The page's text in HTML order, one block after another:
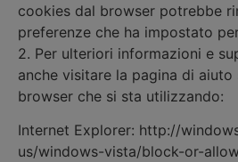
cookies dal browser potrebbe
preferenze che ha impostato
2. Per ulteriori informazioni e
anche visitare la pagina di
browser che si sta utilizzando:
Internet Explorer: http://
us/windows-vista/block-or-